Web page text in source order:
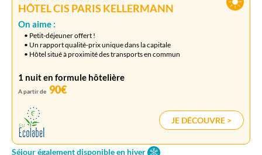
HÔTEL CIS PARIS KELLERMANN
On aime :
• Petit-déjeuner offert !
• Un rapport qualité-prix unique dans la capitale
• Hôtel situé à proximité des transports en commun
1 nuit en formule hôtelière
A partir de 90€
JE DÉCOUVRE >
Séjour également disponible en hiver